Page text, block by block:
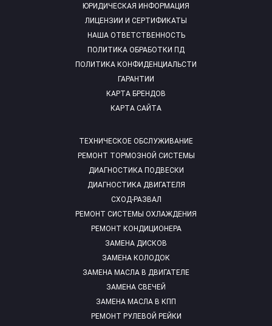
ТЕХНИЧЕСКОЕ ОБСЛУЖИВАНИЕ
РЕМОНТ ТОРМОЗНОЙ СИСТЕМЫ
ДИАГНОСТИКА ПОДВЕСКИ
ДИАГНОСТИКА ДВИГАТЕЛЯ
СХОД-РАЗВАЛ
РЕМОНТ СИСТЕМЫ ОХЛАЖДЕНИЯ
РЕМОНТ КОНДИЦИОНЕРА
ЗАМЕНА ДИСКОВ
ЗАМЕНА КОЛОДОК
ЗАМЕНА МАСЛА В ДВИГАТЕЛЕ
ЗАМЕНА СВЕЧЕЙ
ЗАМЕНА МАСЛА В КПП
РЕМОНТ РУЛЕВОЙ РЕЙКИ
ЮРИДИЧЕСКАЯ ИНФОРМАЦИЯ
ЛИЦЕНЗИИ И СЕРТИФИКАТЫ
НАША ОТВЕТСТВЕННОСТЬ
ПОЛИТИКА ОБРАБОТКИ ПД
ПОЛИТИКА КОНФИДЕНЦИАЛЬСТИ
ГАРАНТИИ
КАРТА БРЕНДОВ
КАРТА САЙТА